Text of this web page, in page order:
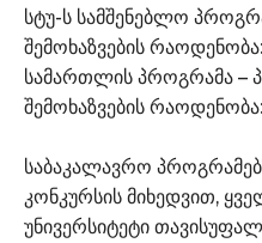
სტუ-ს სამშენებლო
შემოხაზვების
სამართლის პროგრამა –
შემოხაზვების
საბაკალავრო
კონკურსის მიხედვით,
უნივერსიტეტი